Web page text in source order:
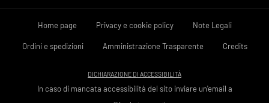
Home page Privacy e cookie policy Note Legali
Ordini e spedizioni Amministrazione Trasparente Credits
DICHIARAZIONE DI ACCESSIBILITÀ
In caso di mancata accessibilità del sito inviare un'email a